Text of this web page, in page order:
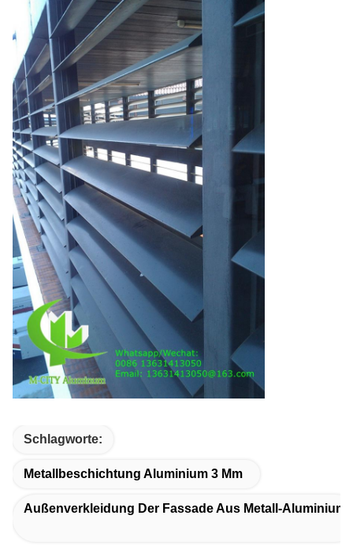
Schlagworte:
Metallbeschichtung Aluminium 3 Mm
Außenverkleidung Der Fassade Aus Metall-Aluminium